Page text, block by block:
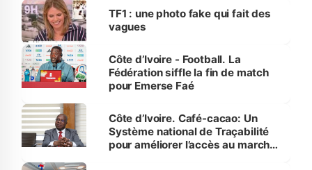
sur la scène internationale »
TF1 : une photo fake qui fait des
vagues
Côte d’Ivoire - Football. La
Fédération siffle la fin de match
pour Emerse Faé
Côte d’Ivoire. Café-cacao: Un
Système national de Traçabilité
pour améliorer l’accès au marché